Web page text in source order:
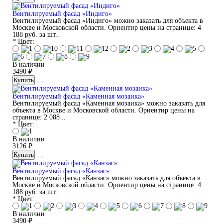
Вентилируемый фасад «Индиго»
Вентилируемый фасад «Индиго» можно заказать для объекта в
Москве и Московской области. Ориентир цены на странице: 4
188 руб. за шт..
* Цвет:
В наличии
3490 ₽
Купить
Вентилируемый фасад «Каменная мозаика»
Вентилируемый фасад «Каменная мозаика» можно заказать для
объекта в Москве и Московской области. Ориентир цены на
странице: 2 088 ..
* Цвет:
В наличии
3126 ₽
Купить
Вентилируемый фасад «Канзас»
Вентилируемый фасад «Канзас» можно заказать для объекта в
Москве и Московской области. Ориентир цены на странице: 4
188 руб. за шт..
* Цвет:
В наличии
3490 ₽